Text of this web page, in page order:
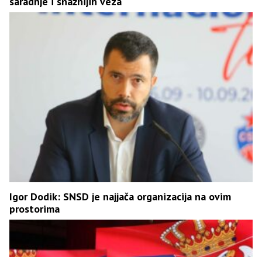
Igor Dodik: SNSD je najjača organizacija na ovim
prostorima